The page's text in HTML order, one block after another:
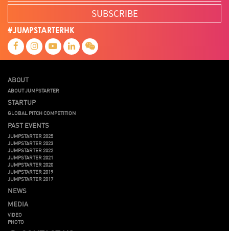
SUBSCRIBE
#JUMPSTARTERHK
ABOUT
ABOUT JUMPSTARTER
STARTUP
GLOBAL PITCH COMPETITION
PAST EVENTS
JUMPSTARTER 2025
JUMPSTARTER 2023
JUMPSTARTER 2022
JUMPSTARTER 2021
JUMPSTARTER 2020
JUMPSTARTER 2019
JUMPSTARTER 2017
NEWS
MEDIA
VIDEO
PHOTO